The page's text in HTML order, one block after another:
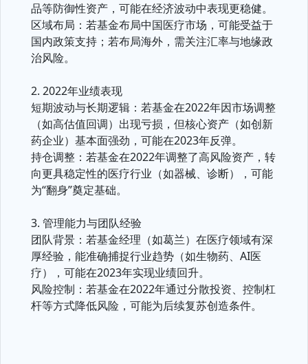
品等防御性资产，可能在经济波动中表现更稳健。
区域布局：若基金布局中国医疗市场，可能受益于
国内政策支持；若布局海外，需关注汇率与地缘政
治风险。
2. 2022年业绩表现
短期波动与长期逻辑：若基金在2022年因市场调整
（如高估值回调）出现亏损，但核心资产（如创新
药企业）基本面强劲，可能在2023年反弹。
持仓调整：若基金在2022年调整了高风险资产，转
向更具稳定性的医疗行业（如器械、诊断），可能
为“翻身”奠定基础。
3. 管理能力与团队经验
团队背景：若基金经理（如葛兰）在医疗领域有深
厚经验，能准确捕捉行业趋势（如生物药、AI医
疗），可能在2023年实现业绩回升。
风险控制：若基金在2022年通过分散投资、控制杠
杆等方式降低风险，可能为后续复苏创造条件。